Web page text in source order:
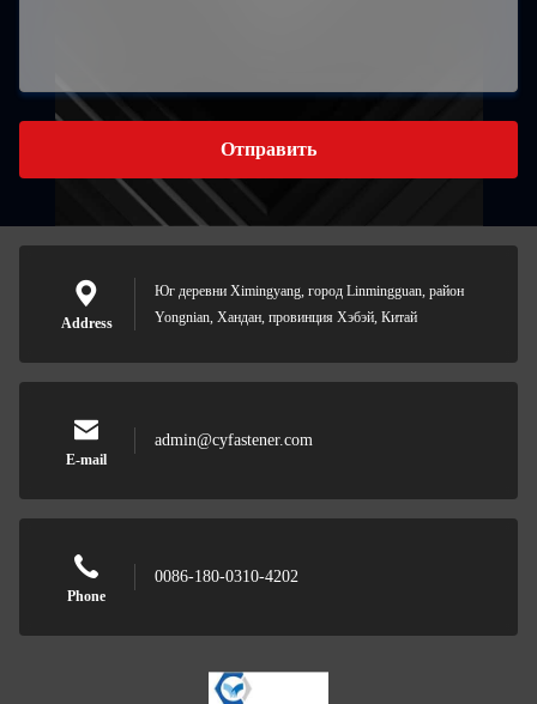
Отправить
Address
Юг деревни Ximingyang, город Linmingguan, район
Yongnian, Хандан, провинция Хэбэй, Китай
E-mail
admin@cyfastener.com
Phone
0086-180-0310-4202